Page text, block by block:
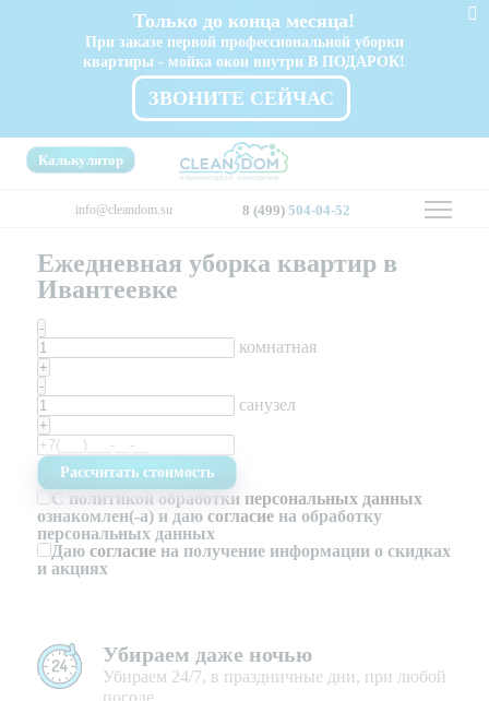
Только до конца месяца!
При заказе первой профессиональной уборки
квартиры - мойка окон внутри В ПОДАРОК!
ЗВОНИТЕ СЕЙЧАС
info@cleandom.su 8 (499)504-04-52
Калькулятор
Ежедневная уборка квартир в
Ивантеевке
-
комнатная
+
-
санузел
+
С политикой обработки персональных данных
ознакомлен(-а) и даю согласиена обработку
персональных данных
Даю согласиена получение информации о скидках
и акциях
Убираем даже ночью
Убираем 24/7, в праздничные дни, при любой